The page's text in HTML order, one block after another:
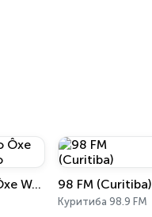
Forró do Ôxe Web Rádio 98 FM (Curitiba)
Куритиба 98.9 FM